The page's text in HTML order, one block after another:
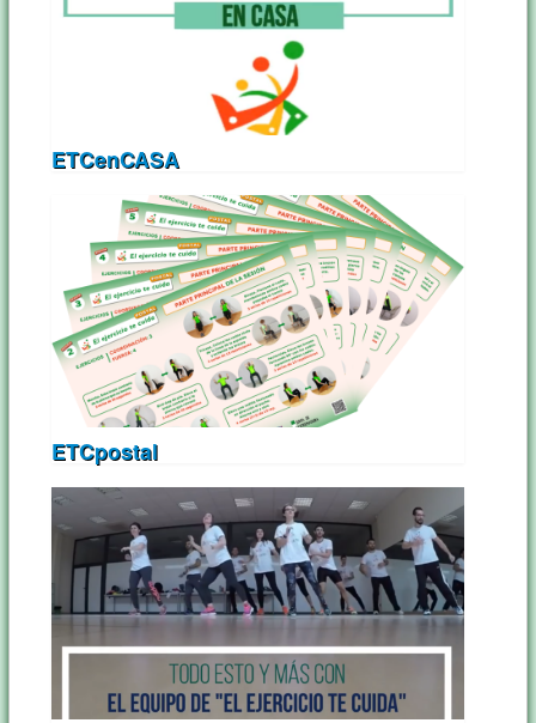
ETCenCASA
ETCpostal